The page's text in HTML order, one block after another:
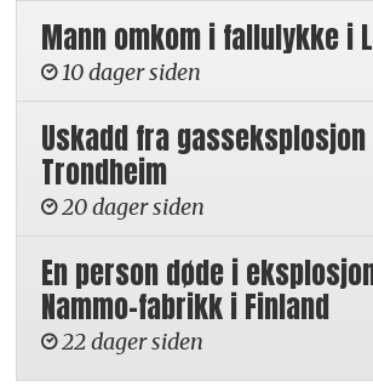
Mann omkom i fallulykke i
10 dager siden
Uskadd fra
Trondheim
20 dager siden
En person døde i
Nammo-fabrikk i Finland
22 dager siden